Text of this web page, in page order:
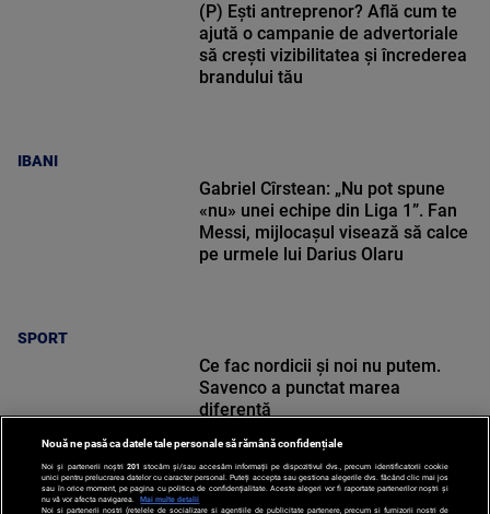
IBANI
(P) Ești antreprenor? Află cum te
ajută o campanie de advertoriale
să crești vizibilitatea și încrederea
brandului tău
SPORT
Gabriel Cîrstean: „Nu pot spune
«nu» unei echipe din Liga 1”. Fan
Messi, mijlocașul visează să calce
pe urmele lui Darius Olaru
Ce fac nordicii și noi nu putem.
Savenco a punctat marea
diferență
Nouă ne pasă ca datele tale personale să rămână confidențiale
Noi și partenerii noștri 201 stocăm și/sau accesăm informații pe dispozitivul dvs., precum identificatorii cookie
unici pentru prelucrarea datelor cu caracter personal. Puteți accepta sau gestiona alegerile dvs. făcând clic mai jos
sau în orice moment, pe pagina cu politica de confidențialitate. Aceste alegeri vor fi raportate partenerilor noștri și
nu vă vor afecta navigarea.
Mai multe detalii
Noi si partenerii nostri (retelele de socializare si agentiile de publicitate partenere, precum si furnizorii nostri de